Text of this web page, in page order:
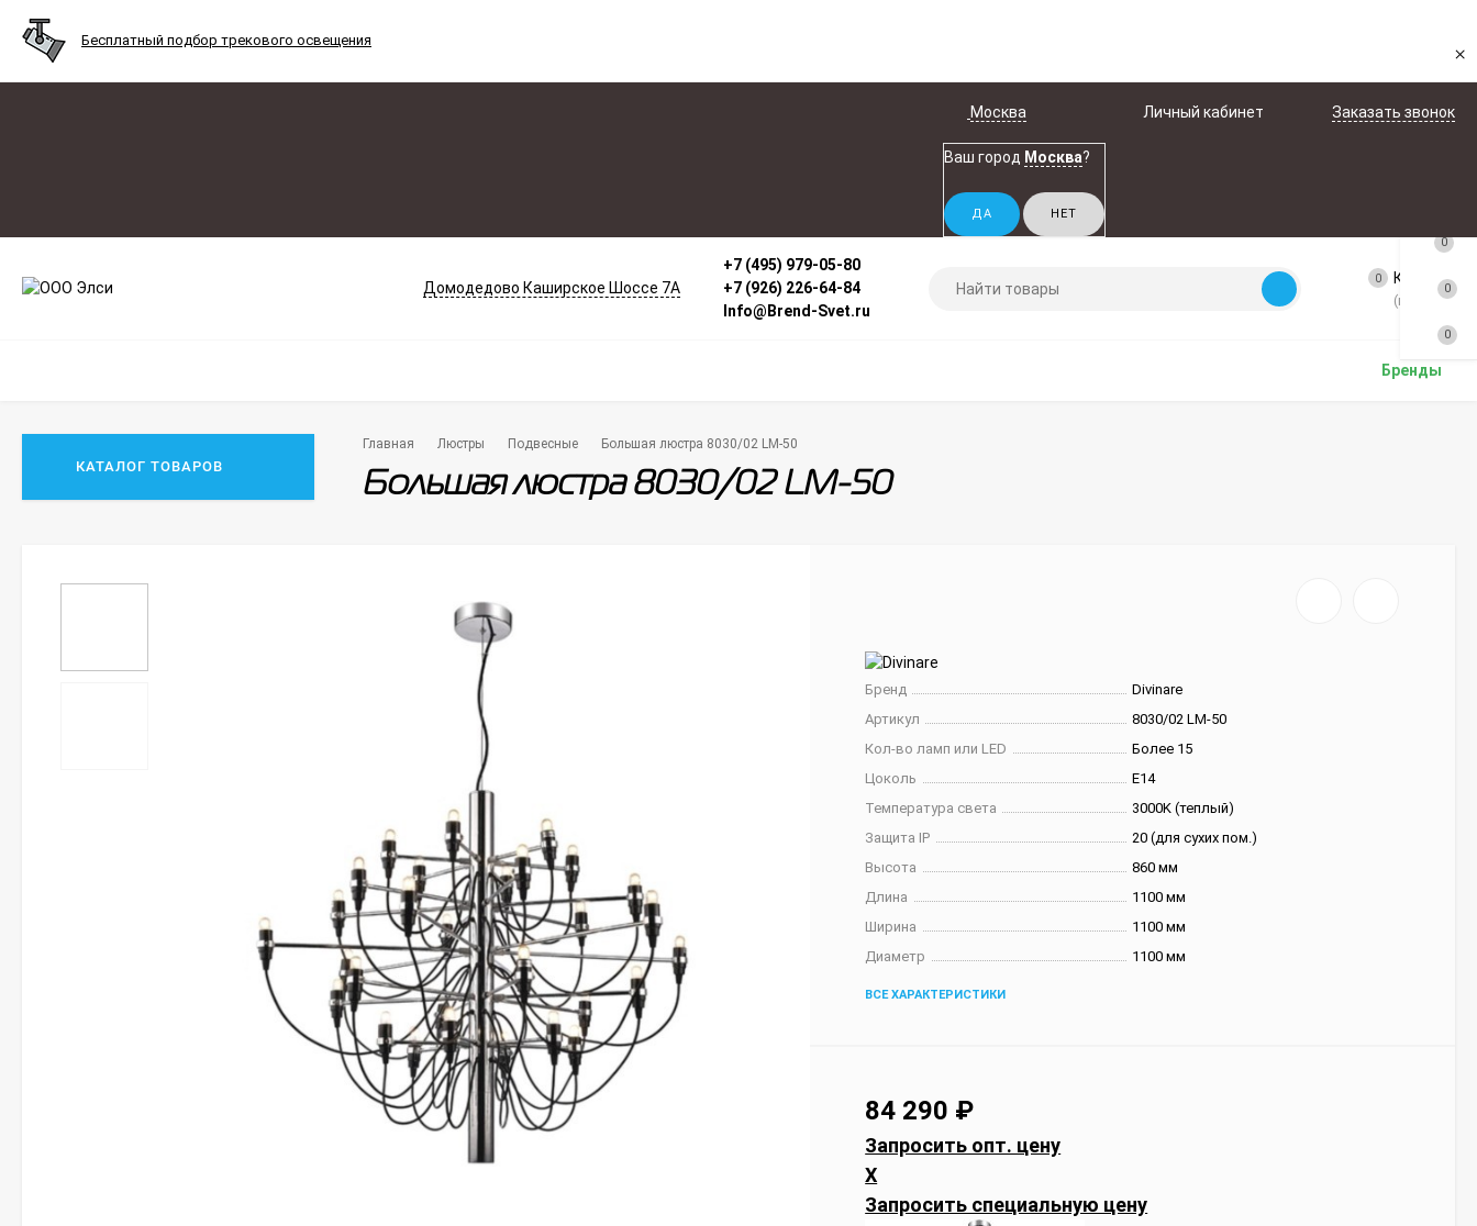
Бесплатный подбор трекового освещения
×
Москва
Ваш город Москва?
Личный кабинет Заказать звонок
Домодедово Каширское Шоссе 7А
+7 (495) 979-05-80
+7 (926) 226-64-84
Info@Brend-Svet.ru
0 Корзина
(пусто)
Бренды
КАТАЛОГ ТОВАРОВ
Главная Люстры Подвесные Большая люстра 8030/02 LM-50
Большая люстра 8030/02 LM-50
Бренд
Divinare
Артикул
8030/02 LM-50
Кол-во ламп или LED
Более 15
Цоколь
E14
Температура света
3000K (теплый)
Защита IP
20 (для сухих пом.)
Высота
860 мм
Длина
1100 мм
Ширина
1100 мм
Диаметр
1100 мм
ВСЕ ХАРАКТЕРИСТИКИ
84 290 ₽
Запросить опт. цену
X
Запросить специальную цену
0
0
0